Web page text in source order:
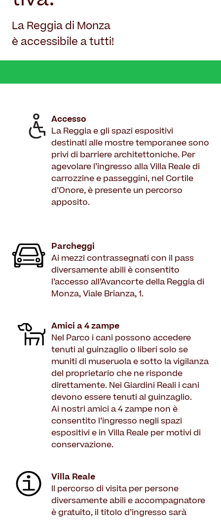
Museo per tutti
Le Stagioni del Parco
Enti ospitati
Dove mangiare
Servizi
Il Consorzio
Chi siamo
Notizie
Amministrazione trasparente
Contatti
Masterplan
Location film
Villa Reale
Orangerie
La Reggia di Monza
è accessibile a tutti!
Accesso
La Reggia e gli spazi espositivi
destinati alle mostre temporanee sono
privi di barriere architettoniche. Per
agevolare l’ingresso alla Villa Reale di
carrozzine e passeggini, nel Cortile
d’Onore, è presente un percorso
apposito.
Parcheggi
Ai mezzi contrassegnati con il pass
diversamente abili è consentito
l’accesso all’Avancorte della Reggia di
Monza, Viale Brianza, 1.
Amici a 4 zampe
Nel Parco i cani possono accedere
tenuti al guinzaglio o liberi solo se
muniti di museruola e sotto la vigilanza
del proprietario che ne risponde
direttamente. Nei Giardini Reali i cani
devono essere tenuti al guinzaglio.
Ai nostri amici a 4 zampe non è
consentito l’ingresso negli spazi
espositivi e in Villa Reale per motivi di
conservazione.
Villa Reale
Il percorso di visita per persone
diversamente abili e accompagnatore
è gratuito, il titolo d’ingresso sarà